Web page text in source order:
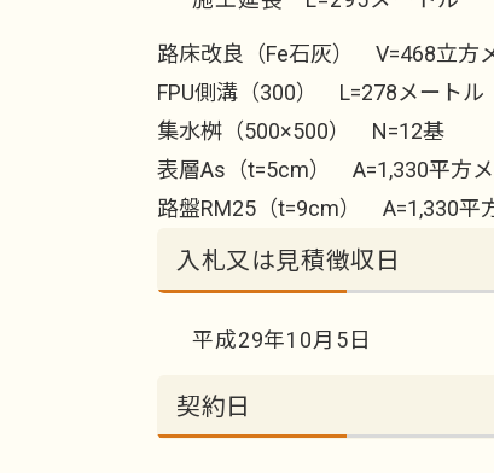
路床改良（Fe石灰） V=468立方
FPU側溝（300） L=278メートル
集水桝（500×500） N=12基
表層As（t=5cm） A=1,330平方
路盤RM25（t=9cm） A=1,330平
入札又は見積徴収日
平成29年10月5日
契約日